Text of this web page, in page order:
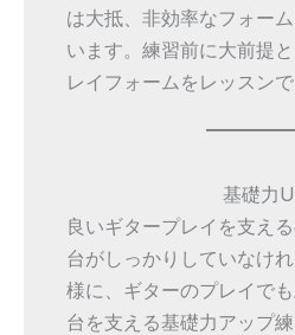
は大抵、非効率なフォー
います。練習前に大前提
レイフォームをレッスン
基礎力
良いギタープレイを支え
台がしっかりしていなけ
様に、ギターのプレイで
台を支える基礎力アップ